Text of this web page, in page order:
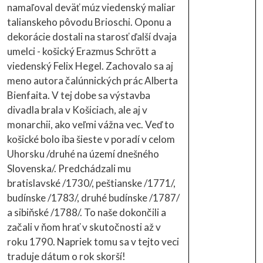
namaľoval deväť múz viedenský maliar
talianskeho pôvodu Brioschi. Oponu a
dekorácie dostali na starosť ďalší dvaja
umelci - košický Erazmus Schrött a
viedenský Felix Hegel. Zachovalo sa aj
meno autora čalúnnických prác Alberta
Bienfaita. V tej dobe sa výstavba
divadla brala v Košiciach, ale aj v
monarchii, ako veľmi vážna vec. Veď to
košické bolo iba šieste v poradí v celom
Uhorsku /druhé na území dnešného
Slovenska/. Predchádzali mu
bratislavské /1730/, peštianske /1771/,
budínske /1783/, druhé budínske /1787/
a sibiňské /1788/. To naše dokončili a
začali v ňom hrať v skutočnosti až v
roku 1790. Napriek tomu sa v tejto veci
traduje dátum o rok skorší!